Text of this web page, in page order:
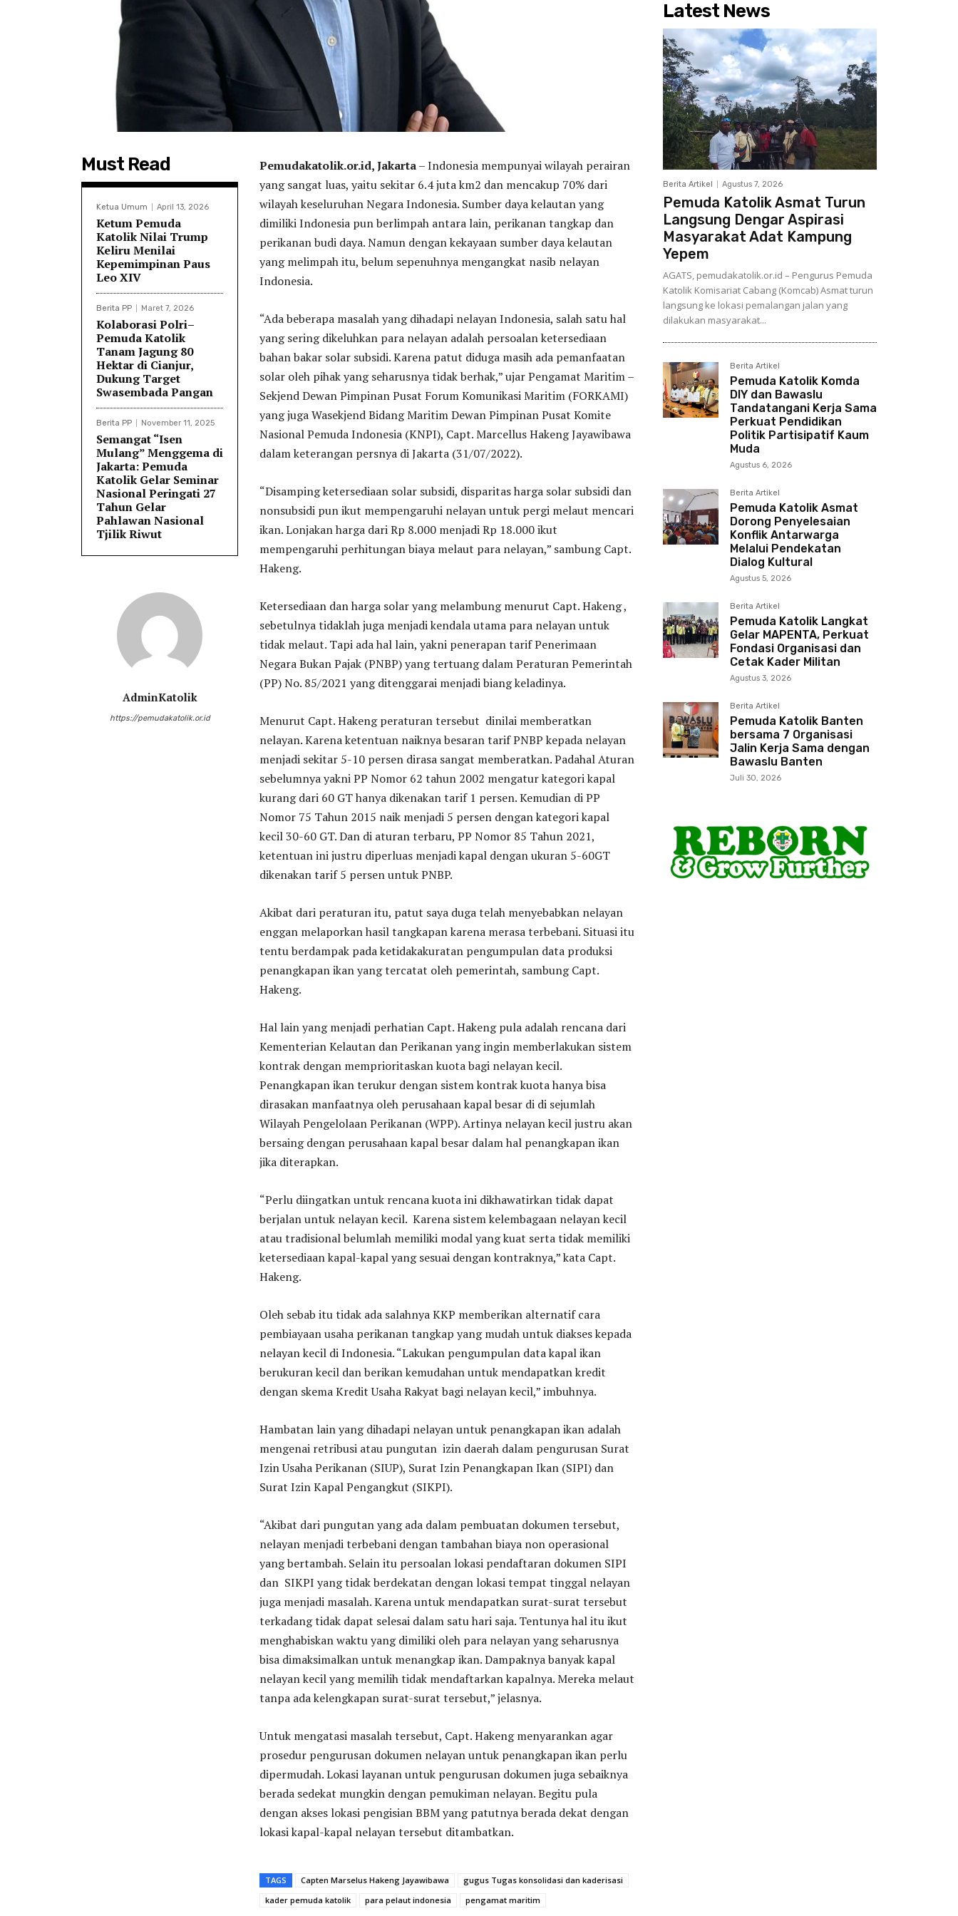
Must Read
Ketua Umum April 13, 2026
Ketum Pemuda
Katolik Nilai Trump
Keliru Menilai
Kepemimpinan Paus
Leo XIV
Berita PP Maret 7, 2026
Kolaborasi Polri–
Pemuda Katolik
Tanam Jagung 80
Hektar di Cianjur,
Dukung Target
Swasembada Pangan
Berita PP November 11, 2025
Semangat “Isen
Mulang” Menggema di
Jakarta: Pemuda
Katolik Gelar Seminar
Nasional Peringati 27
Tahun Gelar
Pahlawan Nasional
Tjilik Riwut
AdminKatolik
https://pemudakatolik.or.id
Pemudakatolik.or.id, Jakarta– Indonesia mempunyai wilayah perairan
yang sangat luas, yaitu sekitar 6.4 juta km2 dan mencakup 70% dari
wilayah keseluruhan Negara Indonesia. Sumber daya kelautan yang
dimiliki Indonesia pun berlimpah antara lain, perikanan tangkap dan
perikanan budi daya. Namun dengan kekayaan sumber daya kelautan
yang melimpah itu, belum sepenuhnya mengangkat nasib nelayan
Indonesia.
“Ada beberapa masalah yang dihadapi nelayan Indonesia, salah satu hal
yang sering dikeluhkan para nelayan adalah persoalan ketersediaan
bahan bakar solar subsidi. Karena patut diduga masih ada pemanfaatan
solar oleh pihak yang seharusnya tidak berhak,” ujar Pengamat Maritim –
Sekjend Dewan Pimpinan Pusat Forum Komunikasi Maritim (FORKAMI)
yang juga Wasekjend Bidang Maritim Dewan Pimpinan Pusat Komite
Nasional Pemuda Indonesia (KNPI), Capt. Marcellus Hakeng Jayawibawa
dalam keterangan persnya di Jakarta (31/07/2022).
“Disamping ketersediaan solar subsidi, disparitas harga solar subsidi dan
nonsubsidi pun ikut mempengaruhi nelayan untuk pergi melaut mencari
ikan. Lonjakan harga dari Rp 8.000 menjadi Rp 18.000 ikut
mempengaruhi perhitungan biaya melaut para nelayan,” sambung Capt.
Hakeng.
Ketersediaan dan harga solar yang melambung menurut Capt. Hakeng ,
sebetulnya tidaklah juga menjadi kendala utama para nelayan untuk
tidak melaut. Tapi ada hal lain, yakni penerapan tarif Penerimaan
Negara Bukan Pajak (PNBP) yang tertuang dalam Peraturan Pemerintah
(PP) No. 85/2021 yang ditenggarai menjadi biang keladinya.
Menurut Capt. Hakeng peraturan tersebut dinilai memberatkan
nelayan. Karena ketentuan naiknya besaran tarif PNBP kepada nelayan
menjadi sekitar 5-10 persen dirasa sangat memberatkan. Padahal Aturan
sebelumnya yakni PP Nomor 62 tahun 2002 mengatur kategori kapal
kurang dari 60 GT hanya dikenakan tarif 1 persen. Kemudian di PP
Nomor 75 Tahun 2015 naik menjadi 5 persen dengan kategori kapal
kecil 30-60 GT. Dan di aturan terbaru, PP Nomor 85 Tahun 2021,
ketentuan ini justru diperluas menjadi kapal dengan ukuran 5-60GT
dikenakan tarif 5 persen untuk PNBP.
Akibat dari peraturan itu, patut saya duga telah menyebabkan nelayan
enggan melaporkan hasil tangkapan karena merasa terbebani. Situasi itu
tentu berdampak pada ketidakakuratan pengumpulan data produksi
penangkapan ikan yang tercatat oleh pemerintah, sambung Capt.
Hakeng.
Hal lain yang menjadi perhatian Capt. Hakeng pula adalah rencana dari
Kementerian Kelautan dan Perikanan yang ingin memberlakukan sistem
kontrak dengan memprioritaskan kuota bagi nelayan kecil.
Penangkapan ikan terukur dengan sistem kontrak kuota hanya bisa
dirasakan manfaatnya oleh perusahaan kapal besar di di sejumlah
Wilayah Pengelolaan Perikanan (WPP). Artinya nelayan kecil justru akan
bersaing dengan perusahaan kapal besar dalam hal penangkapan ikan
jika diterapkan.
“Perlu diingatkan untuk rencana kuota ini dikhawatirkan tidak dapat
berjalan untuk nelayan kecil. Karena sistem kelembagaan nelayan kecil
atau tradisional belumlah memiliki modal yang kuat serta tidak memiliki
ketersediaan kapal-kapal yang sesuai dengan kontraknya,” kata Capt.
Hakeng.
Oleh sebab itu tidak ada salahnya KKP memberikan alternatif cara
pembiayaan usaha perikanan tangkap yang mudah untuk diakses kepada
nelayan kecil di Indonesia. “Lakukan pengumpulan data kapal ikan
berukuran kecil dan berikan kemudahan untuk mendapatkan kredit
dengan skema Kredit Usaha Rakyat bagi nelayan kecil,” imbuhnya.
Hambatan lain yang dihadapi nelayan untuk penangkapan ikan adalah
mengenai retribusi atau pungutan izin daerah dalam pengurusan Surat
Izin Usaha Perikanan (SIUP), Surat Izin Penangkapan Ikan (SIPI) dan
Surat Izin Kapal Pengangkut (SIKPI).
“Akibat dari pungutan yang ada dalam pembuatan dokumen tersebut,
nelayan menjadi terbebani dengan tambahan biaya non operasional
yang bertambah. Selain itu persoalan lokasi pendaftaran dokumen SIPI
dan SIKPI yang tidak berdekatan dengan lokasi tempat tinggal nelayan
juga menjadi masalah. Karena untuk mendapatkan surat-surat tersebut
terkadang tidak dapat selesai dalam satu hari saja. Tentunya hal itu ikut
menghabiskan waktu yang dimiliki oleh para nelayan yang seharusnya
bisa dimaksimalkan untuk menangkap ikan. Dampaknya banyak kapal
nelayan kecil yang memilih tidak mendaftarkan kapalnya. Mereka melaut
tanpa ada kelengkapan surat-surat tersebut,” jelasnya.
Untuk mengatasi masalah tersebut, Capt. Hakeng menyarankan agar
prosedur pengurusan dokumen nelayan untuk penangkapan ikan perlu
dipermudah. Lokasi layanan untuk pengurusan dokumen juga sebaiknya
berada sedekat mungkin dengan pemukiman nelayan. Begitu pula
dengan akses lokasi pengisian BBM yang patutnya berada dekat dengan
lokasi kapal-kapal nelayan tersebut ditambatkan.
TAGS Capten Marselus Hakeng Jayawibawa
gugus Tugas konsolidasi dan kaderisasi
kader pemuda katolik
para pelaut indonesia pengamat maritim
Latest News
Berita Artikel Agustus 7, 2026
Pemuda Katolik Asmat Turun
Langsung Dengar Aspirasi
Masyarakat Adat Kampung
Yepem
AGATS, pemudakatolik.or.id – Pengurus Pemuda
Katolik Komisariat Cabang (Komcab) Asmat turun
langsung ke lokasi pemalangan jalan yang
dilakukan masyarakat...
Berita Artikel
Pemuda Katolik Komda
DIY dan Bawaslu
Tandatangani Kerja Sama
Perkuat Pendidikan
Politik Partisipatif Kaum
Muda
Agustus 6, 2026
Berita Artikel
Pemuda Katolik Asmat
Dorong Penyelesaian
Konflik Antarwarga
Melalui Pendekatan
Dialog Kultural
Agustus 5, 2026
Berita Artikel
Pemuda Katolik Langkat
Gelar MAPENTA, Perkuat
Fondasi Organisasi dan
Cetak Kader Militan
Agustus 3, 2026
Berita Artikel
Pemuda Katolik Banten
bersama 7 Organisasi
Jalin Kerja Sama dengan
Bawaslu Banten
Juli 30, 2026